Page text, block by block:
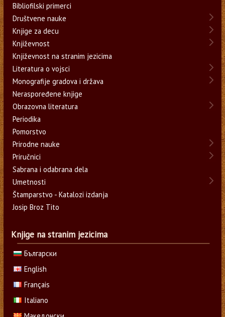
Bibliofilski primerci
Društvene nauke
Knjige za decu
Književnost
Književnost na stranim jezicima
Literatura o vojsci
Monografije gradova i država
Neraspoređene knjige
Obrazovna literatura
Periodika
Pomorstvo
Prirodne nauke
Priručnici
Sabrana i odabrana dela
Umetnosti
Štamparstvo - Katalozi izdanja
Josip Broz Tito
Knjige na stranim jezicima
Български
English
Français
Italiano